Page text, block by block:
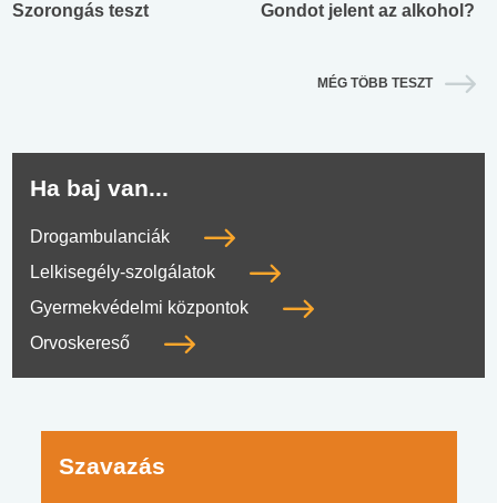
Szorongás teszt Gondot jelent az alkohol?
MÉG TÖBB TESZT
Ha baj van...
Drogambulanciák
Lelkisegély-szolgálatok
Gyermekvédelmi központok
Orvoskereső
Szavazás